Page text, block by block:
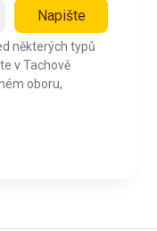
Napište
některých typů
v Tachově
oboru,